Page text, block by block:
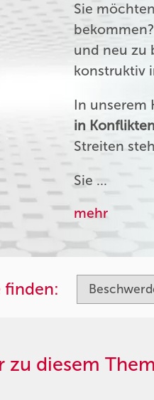
Sie
und neu zu
konstruktiv
In unserem
in Konflikten
Streiten
Sie …
mehr
finden:
zu diesem